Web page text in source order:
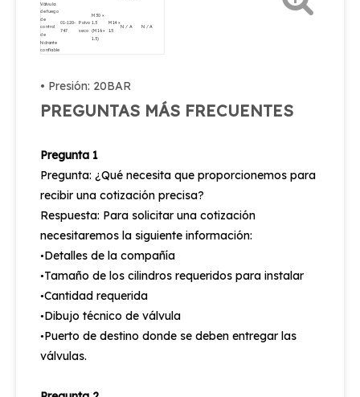
Válvula
de fuego
de
control
de
hidrante
confiable
01-120-
747
Polvo
seco
M30 ×
1.5
(M16 ×
1.5)
M14 ×
1.5
N / A N / A
• Presión: 20BAR
PREGUNTAS MÁS FRECUENTES
Pregunta 1
Pregunta: ¿Qué necesita que proporcionemos para
recibir una cotización precisa?
Respuesta: Para solicitar una cotización
necesitaremos la siguiente información:
•Detalles de la compañía
•Tamaño de los cilindros requeridos para instalar
•Cantidad requerida
•Dibujo técnico de válvula
•Puerto de destino donde se deben entregar las
válvulas.